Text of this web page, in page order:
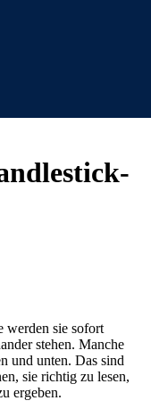
werden sie sofort
stehen. Manche
und unten. Das sind
sie richtig zu lesen,
ergeben.